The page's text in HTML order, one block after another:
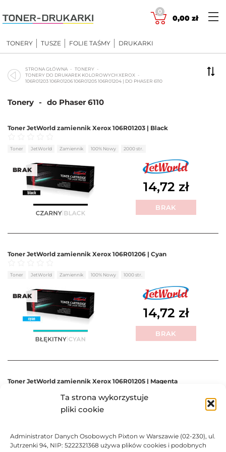
Ta strona wykorzystuje
pliki cookie
Administrator Danych Osobowych Pixton w Warszawie (02-230), ul.
Jutrzenki 94, NIP: 5222321368 używa plików cookies i podobnych
to
content
0
0,00 zł
TONERY TUSZE FOLIE TAŚMY DRUKARKI
STRONA GŁÓWNA
TONERY
TONERY DO DRUKAREK KOLOROWYCH XEROX
106R01203 106R01206 106R01205 106R01204 | DO PHASER 6110
Tonery - do Phaser 6110
BRAK
Toner JetWorld zamiennik Xerox 106R01203 | Black
Oceniono na 5
Toner JetWorld Zamiennik 100% Nowy 2000 str.
14,72 zł
BRAK
BRAK
Toner JetWorld zamiennik Xerox 106R01206 | Cyan
Oceniono na 5
Toner JetWorld Zamiennik 100% Nowy 1000 str.
14,72 zł
BRAK
Toner JetWorld zamiennik Xerox 106R01205 | Magenta
Oceniono0na 5
Zamiennik 100% Nowy 1000 str.
31,08zł